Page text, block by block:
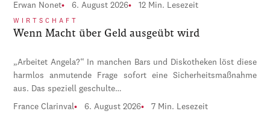
Erwan Nonet 6. August 2026 12 Min. Lesezeit
WIRTSCHAFT
Wenn Macht über Geld ausgeübt wird
„Arbeitet Angela?“ In manchen Bars und Diskotheken löst diese
harmlos anmutende Frage sofort eine Sicherheitsmaßnahme
aus. Das speziell geschulte…
France Clarinval 6. August 2026 7 Min. Lesezeit